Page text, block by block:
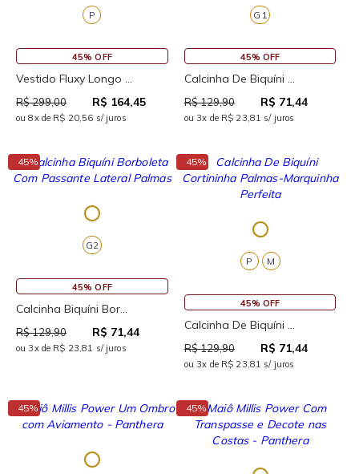
P
45% OFF
Vestido Fluxy Longo ...
R$ 299,00 R$ 164,45
ou 8x de R$ 20,56 s/ juros
G1
45% OFF
Calcinha De Biquíni ...
R$ 129,90 R$ 71,44
ou 3x de R$ 23,81 s/ juros
45%
G2
45% OFF
Calcinha Biquíni Bor...
R$ 129,90 R$ 71,44
ou 3x de R$ 23,81 s/ juros
45%
M
P
45% OFF
Calcinha De Biquíni ...
R$ 129,90 R$ 71,44
ou 3x de R$ 23,81 s/ juros
45% 45%